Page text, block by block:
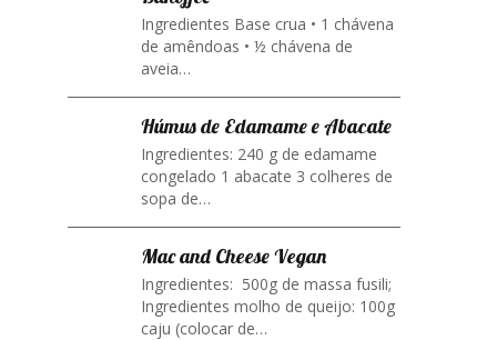
Ingredientes Base crua • 1 chávena
de amêndoas • ½ chávena de
aveia…
Húmus de Edamame e Abacate
Ingredientes: 240 g de edamame
congelado 1 abacate 3 colheres de
sopa de…
Mac and Cheese Vegan
Ingredientes: 500g de massa fusili;
Ingredientes molho de queijo: 100g
caju (colocar de…